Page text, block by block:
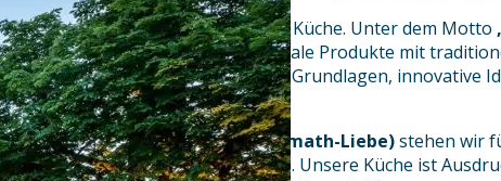
Das Herz unseres Hauses ist die Küche. Unter dem Motto
Klassisch.“verbinden wir regionale Produkte mit
moderner Kreativität. Klassische Grundlagen, innovative
prägen unseren Stil.
Mit unserem25-km-Brand (Heimath-Liebe)stehen wir
Nachhaltigkeit und Transparenz. Unsere Küche ist